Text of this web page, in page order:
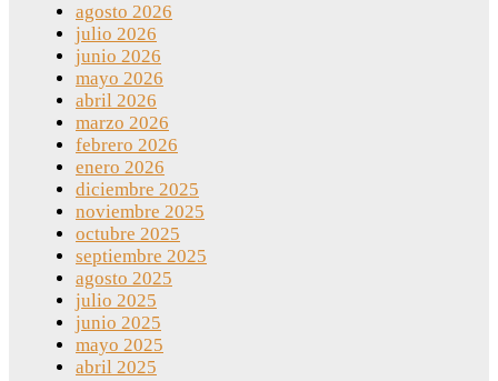
agosto 2026
julio 2026
junio 2026
mayo 2026
abril 2026
marzo 2026
febrero 2026
enero 2026
diciembre 2025
noviembre 2025
octubre 2025
septiembre 2025
agosto 2025
julio 2025
junio 2025
mayo 2025
abril 2025